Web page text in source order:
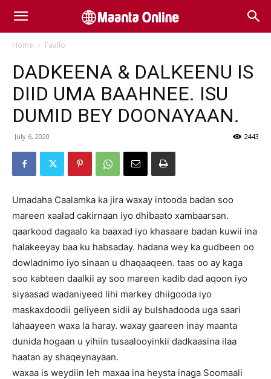
Home Faallo
DADKEENA & DALKEENU IS
DIID UMA BAAHNEE. ISU
DUMID BEY DOONAYAAN.
July 6, 2020 2443
Umadaha Caalamka ka jira waxay intooda badan soo
mareen xaalad cakirnaan iyo dhibaato xambaarsan.
qaarkood dagaalo ka baaxad iyo khasaare badan kuwii ina
halakeeyay baa ku habsaday. hadana wey ka gudbeen oo
dowladnimo iyo sinaan u dhaqaaqeen. taas oo ay kaga
soo kabteen daalkii ay soo mareen kadib dad aqoon iyo
siyaasad wadaniyeed lihi markey dhiigooda iyo
maskaxdoodii geliyeen sidii ay bulshadooda uga saari
lahaayeen waxa la haray. waxay gaareen inay maanta
dunida hogaan u yihiin tusaalooyinkii dadkaasina ilaa
haatan ay shaqeynayaan.
waxaa is weydiin leh maxaa ina heysta inaga Soomaali